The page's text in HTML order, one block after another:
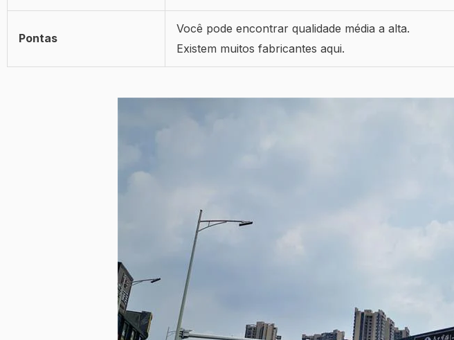
Pontas
Você pode encontrar qualidade média a alta.
Existem muitos fabricantes aqui.